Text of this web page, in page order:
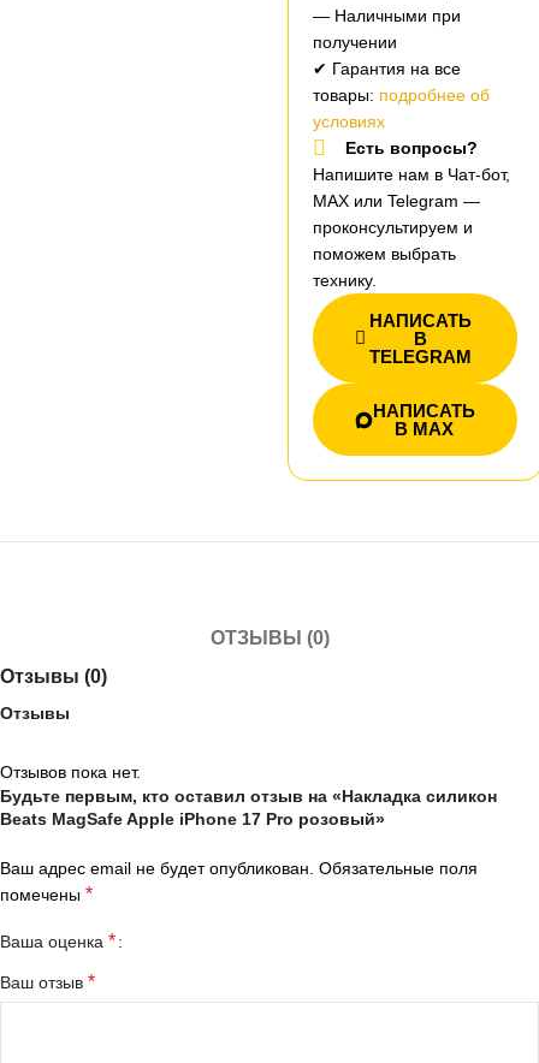
— Наличными при
получении
✔ Гарантия на все
товары: подробнее об
условиях
Есть вопросы?
Напишите нам в Чат-бот,
MAX или Telegram —
проконсультируем и
поможем выбрать
технику.
НАПИСАТЬ
В
TELEGRAM
НАПИСАТЬ
В MAX
ОТЗЫВЫ (0)
Отзывы (0)
Отзывы
Отзывов пока нет.
Будьте первым, кто оставил отзыв на «Накладка силикон
Beats MagSafe Apple iPhone 17 Pro розовый»
Ваш адрес email не будет опубликован. Обязательные поля
помечены *
Ваша оценка *
Ваш отзыв *